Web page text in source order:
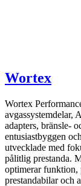
Wortex
Wortex
avgassystemdelar,
adapters, bränsle-
entusiastbyggen
utvecklade med
pålitlig prestanda.
optimerar funktion,
prestandabilar och